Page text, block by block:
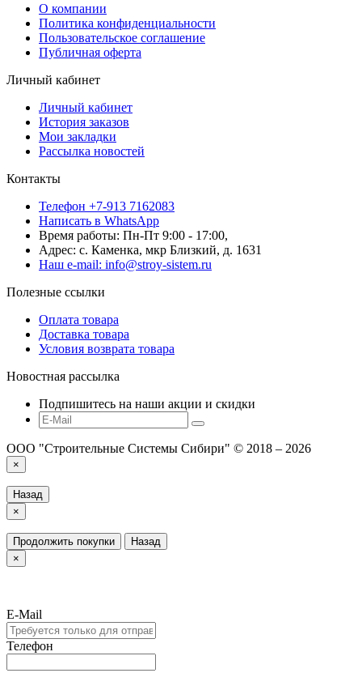
О компании
Политика конфиденциальности
Пользовательское соглашение
Публичная оферта
Личный кабинет
Личный кабинет
История заказов
Мои закладки
Рассылка новостей
Контакты
Телефон +7-913 7162083
Написать в WhatsApp
Время работы: Пн-Пт 9:00 - 17:00,
Адрес: с. Каменка, мкр Близкий, д. 1631
Наш e-mail: info@stroy-sistem.ru
Полезные ссылки
Оплата товара
Доставка товара
Условия возврата товара
Новостная рассылка
Подпишитесь на наши акции и скидки
ООО "Строительные Системы Сибири" © 2018 – 2026
×
Назад
×
Продолжить покупки
Назад
×
E-Mail
Телефон